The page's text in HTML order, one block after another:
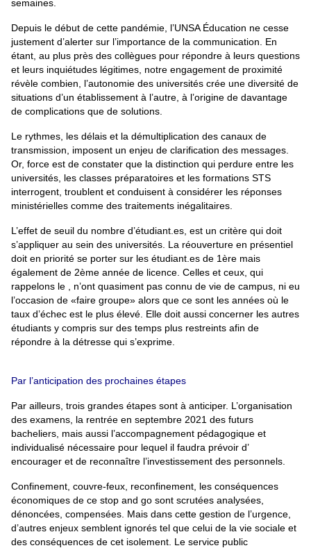
semaines.
Depuis le début de cette pandémie, l’UNSA Éducation ne cesse
justement d’alerter sur l’importance de la communication. En
étant, au plus près des collègues pour répondre à leurs questions
et leurs inquiétudes légitimes, notre engagement de proximité
révèle combien, l’autonomie des universités crée une diversité de
situations d’un établissement à l’autre, à l’origine de davantage
de complications que de solutions.
Le rythmes, les délais et la démultiplication des canaux de
transmission, imposent un enjeu de clarification des messages.
Or, force est de constater que la distinction qui perdure entre les
universités, les classes préparatoires et les formations STS
interrogent, troublent et conduisent à considérer les réponses
ministérielles comme des traitements inégalitaires.
L’effet de seuil du nombre d’étudiant.es, est un critère qui doit
s’appliquer au sein des universités. La réouverture en présentiel
doit en priorité se porter sur les étudiant.es de 1ère mais
également de 2ème année de licence. Celles et ceux, qui
rappelons le , n’ont quasiment pas connu de vie de campus, ni eu
l’occasion de «faire groupe» alors que ce sont les années où le
taux d’échec est le plus élevé. Elle doit aussi concerner les autres
étudiants y compris sur des temps plus restreints afin de
répondre à la détresse qui s’exprime.
Par l’anticipation des prochaines étapes
Par ailleurs, trois grandes étapes sont à anticiper. L’organisation
des examens, la rentrée en septembre 2021 des futurs
bacheliers, mais aussi l’accompagnement pédagogique et
individualisé nécessaire pour lequel il faudra prévoir d’
encourager et de reconnaître l’investissement des personnels.
Confinement, couvre-feux, reconfinement, les conséquences
économiques de ce stop and go sont scrutées analysées,
dénoncées, compensées. Mais dans cette gestion de l’urgence,
d’autres enjeux semblent ignorés tel que celui de la vie sociale et
des conséquences de cet isolement. Le service public